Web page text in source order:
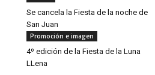
Se cancela la Fiesta de la noche de
San Juan
Promoción e imagen
4º edición de la Fiesta de la Luna
LLena